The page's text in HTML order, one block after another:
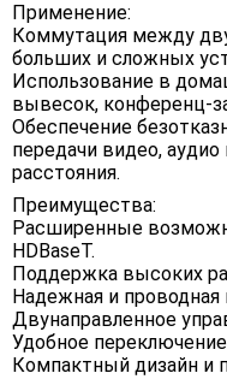
Применение:
Коммутация между
больших и сложных
Использование в
вывесок, конференц-
Обеспечение
передачи видео,
расстояния.
Преимущества:
Расширенные
HDBaseT.
Поддержка высоких
Надежная и
Двунаправленное
Удобное
Компактный дизайн и